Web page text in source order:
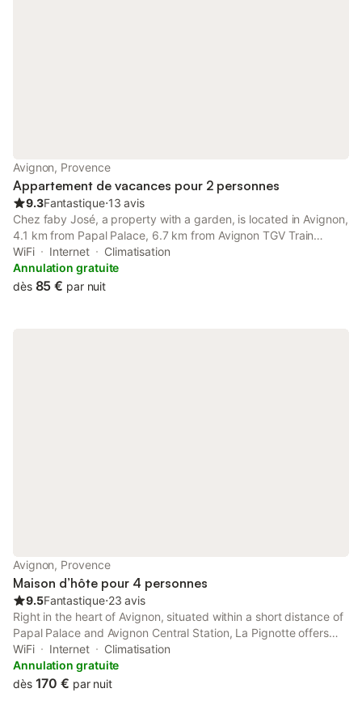
Avignon, Provence
Appartement de vacances pour 2 personnes
9.3Fantastique⋅13 avis
Chez faby José, a property with a garden, is located in Avignon,
4.1 km from Papal Palace, 6.7 km from Avignon TGV Train
Station, as well as 11 km from Parc des Expositions Avignon.
WiFi Internet
Climatisation
Annulation gratuite
dès 85 € par nuit
Avignon, Provence
Maison d’hôte pour 4 personnes
9.5Fantastique⋅23 avis
Right in the heart of Avignon, situated within a short distance of
Papal Palace and Avignon Central Station, La Pignotte offers
free WiFi, air conditioning and household amenities such as a
fridge and coffee machine.
WiFi Internet
Climatisation
Annulation gratuite
dès 170 € par nuit